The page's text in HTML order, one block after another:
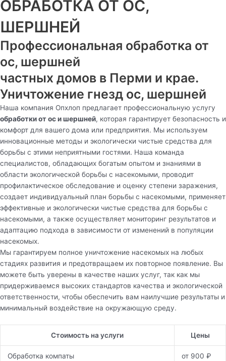
ОБРАБОТКА ОТ ОС,
ШЕРШНЕЙ
Профессиональная обработка от
ос, шершней
частных домов в Перми и крае.
Уничтожение гнезд ос, шершней
Наша компания Опхлоп предлагает профессиональную услугу
обработки от ос и шершней, которая гарантирует безопасность и
комфорт для вашего дома или предприятия. Мы используем
инновационные методы и экологически чистые средства для
борьбы с этими неприятными гостями. Наша команда
специалистов, обладающих богатым опытом и знаниями в
области экологической борьбы с насекомыми, проводит
профилактическое обследование и оценку степени заражения,
создает индивидуальный план борьбы с насекомыми, применяет
эффективные и экологически чистые средства для борьбы с
насекомыми, а также осуществляет мониторинг результатов и
адаптацию подхода в зависимости от изменений в популяции
насекомых.
Мы гарантируем полное уничтожение насекомых на любых
стадиях развития и предотвращаем их повторное появление. Вы
можете быть уверены в качестве наших услуг, так как мы
придерживаемся высоких стандартов качества и экологической
ответственности, чтобы обеспечить вам наилучшие результаты и
минимальный воздействие на окружающую среду.
Стоимость на услуги Цены
Обработка компаты от 900 ₽